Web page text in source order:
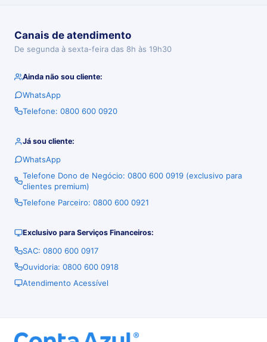
Canais de atendimento
De segunda à sexta-feira das 8h às 19h30
Ainda não sou cliente:
WhatsApp
Telefone: 0800 600 0920
Já sou cliente:
WhatsApp
Telefone Dono de Negócio: 0800 600 0919 (exclusivo para
clientes premium)
Telefone Parceiro: 0800 600 0921
Exclusivo para Serviços Financeiros:
SAC: 0800 600 0917
Ouvidoria: 0800 600 0918
Atendimento Acessível